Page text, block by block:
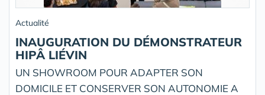
Actualité
INAUGURATION DU DÉMONSTRATEUR
HIPÂ LIÉVIN
UN SHOWROOM POUR ADAPTER SON
DOMICILE ET CONSERVER SON AUTONOMIE A